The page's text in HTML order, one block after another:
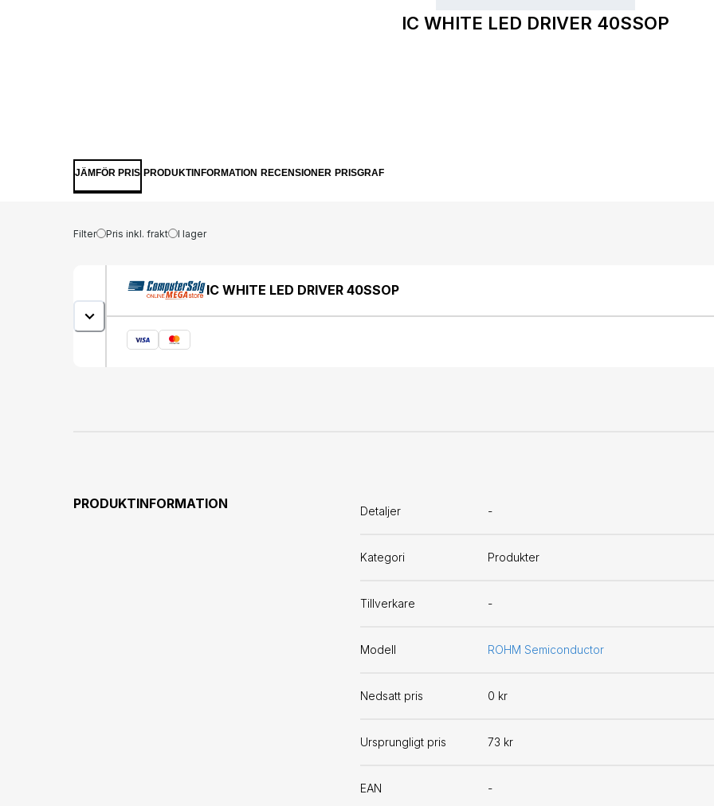
IC WHITE LED DRIVER 40SSOP
JÄMFÖR PRIS PRODUKTINFORMATION RECENSIONER PRISGRAF
Filter Pris inkl. frakt I lager
IC WHITE LED DRIVER 40SSOP
PRODUKTINFORMATION
Detaljer -
Kategori Produkter
Tillverkare -
Modell ROHM Semiconductor
Nedsatt pris 0 kr
Ursprungligt pris 73 kr
EAN -